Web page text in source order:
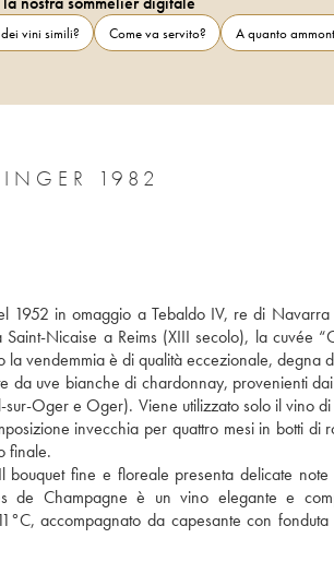
vini simili? Come va servito?
A quanto
1982
1952 in omaggio a Tebaldo IV, re di
Nicaise a Reims (XIII secolo), la cuvée
vendemmia è di qualità eccezionale, degna
da uve bianche di chardonnay, provenienti
Oger e Oger). Viene utilizzato solo il vino
invecchia per quattro mesi in botti di
finale.
fine e floreale presenta delicate
de Champagne è un vino elegante e
accompagnato da capesante con